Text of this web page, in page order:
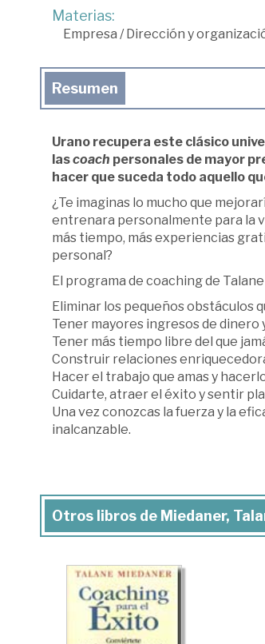
Materias:
Empresa /Dirección y
Resumen
Urano recupera este clásico
lascoach personales de mayor
hacer que suceda todo aquello
¿Te imaginas lo mucho que
entrenara personalmente para la
más tiempo, más experiencias
personal?
El programa de coaching de
Eliminar los pequeños obstáculos
Tener mayores ingresos de dinero
Tener más tiempo libre del que
Construir relaciones
Hacer el trabajo que amas y
Cuidarte, atraer el éxito y sentir
Una vez conozcas la fuerza y la
inalcanzable.
Otros libros de Miedaner,